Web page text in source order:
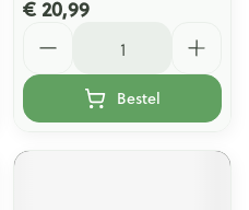
€ 20,99
Bestel